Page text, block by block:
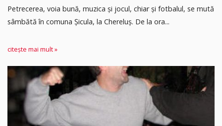
Petrecerea, voia bună, muzica și jocul, chiar și fotbalul, se mută
sâmbătă în comuna Șicula, la Chereluș. De la ora...
citește mai mult »